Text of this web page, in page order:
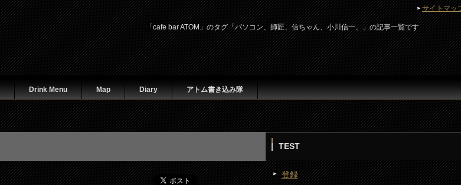
「cafe bar ATOM」のタグ「パソコン、師匠、信ちゃん、小川信一、」の記事一覧です
Drink Menu Map Diary アトム書き込み隊
TEST
登録
サイトマッ